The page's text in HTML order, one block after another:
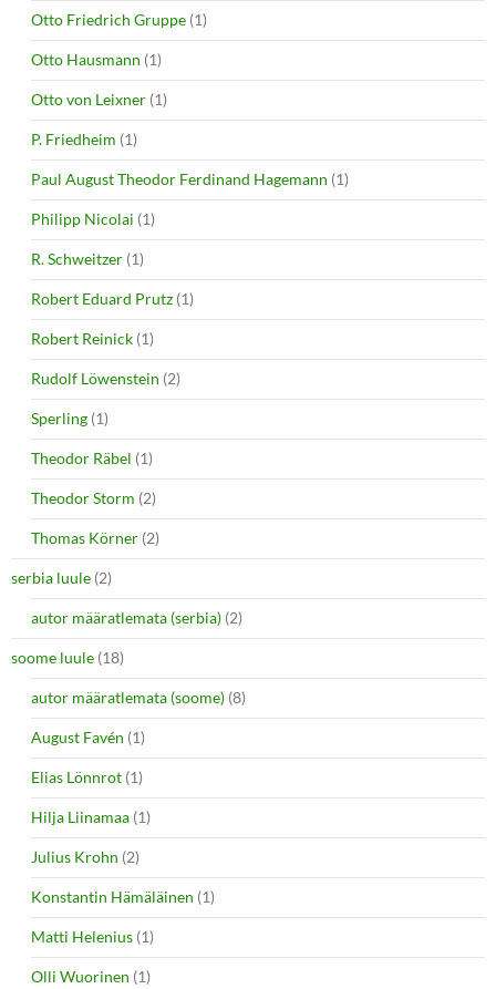
Otto Friedrich Gruppe (1)
Otto Hausmann (1)
Otto von Leixner (1)
P. Friedheim (1)
Paul August Theodor Ferdinand Hagemann (1)
Philipp Nicolai (1)
R. Schweitzer (1)
Robert Eduard Prutz (1)
Robert Reinick (1)
Rudolf Löwenstein (2)
Sperling (1)
Theodor Räbel (1)
Theodor Storm (2)
Thomas Körner (2)
serbia luule (2)
autor määratlemata (serbia) (2)
soome luule (18)
autor määratlemata (soome) (8)
August Favén (1)
Elias Lönnrot (1)
Hilja Liinamaa (1)
Julius Krohn (2)
Konstantin Hämäläinen (1)
Matti Helenius (1)
Olli Wuorinen (1)